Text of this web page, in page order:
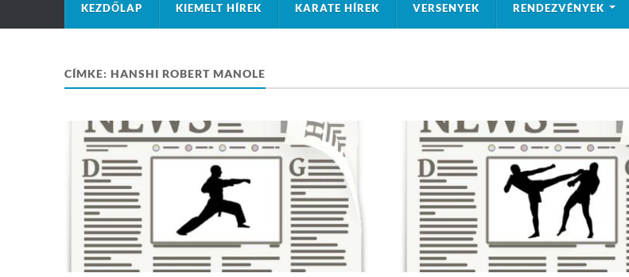
KEZDŐLAP KIEMELT HÍREK KARATE HÍREK VERSENYEK RENDEZVÉNYEK
CÍMKE: HANSHI ROBERT MANOLE